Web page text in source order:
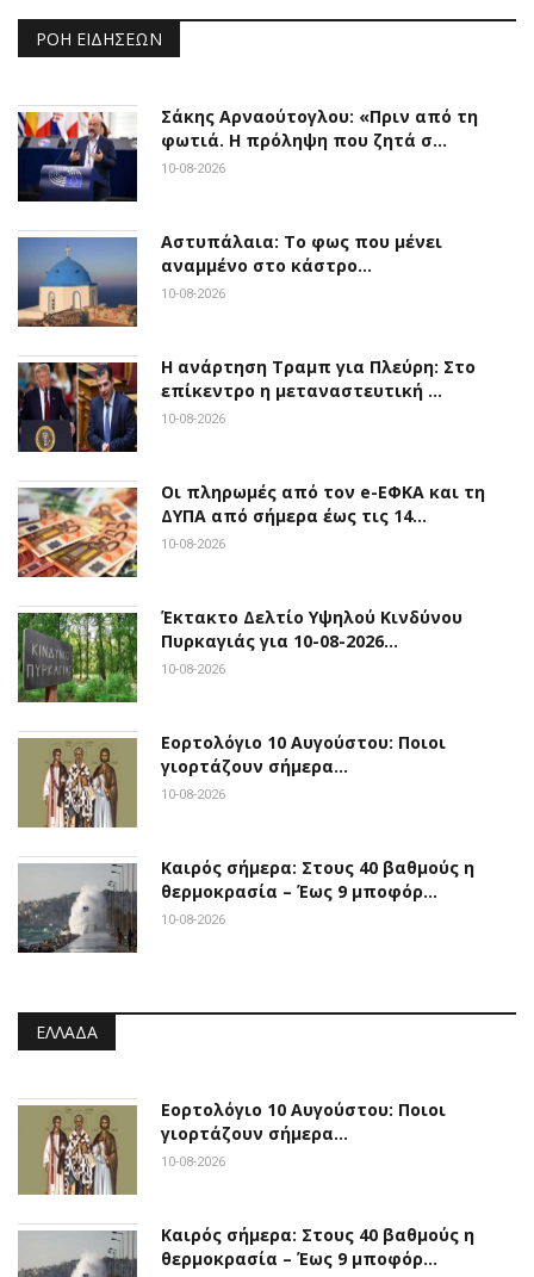
ΡΟΉ ΕΙΔΉΣΕΩΝ
Σάκης Αρναούτογλου: «Πριν από τη
φωτιά. Η πρόληψη που ζητά σ…
10-08-2026
Αστυπάλαια: Το φως που μένει
αναμμένο στο κάστρο…
10-08-2026
Η ανάρτηση Τραμπ για Πλεύρη: Στο
επίκεντρο η μεταναστευτική …
10-08-2026
Οι πληρωμές από τον e-ΕΦΚΑ και τη
ΔΥΠΑ από σήμερα έως τις 14…
10-08-2026
Έκτακτο Δελτίο Υψηλού Κινδύνου
Πυρκαγιάς για 10-08-2026…
10-08-2026
Εορτολόγιο 10 Αυγούστου: Ποιοι
γιορτάζουν σήμερα…
10-08-2026
Καιρός σήμερα: Στους 40 βαθμούς η
θερμοκρασία – Έως 9 μποφόρ…
10-08-2026
ΕΛΛΆΔΑ
Εορτολόγιο 10 Αυγούστου: Ποιοι
γιορτάζουν σήμερα…
10-08-2026
Καιρός σήμερα: Στους 40 βαθμούς η
θερμοκρασία – Έως 9 μποφόρ…